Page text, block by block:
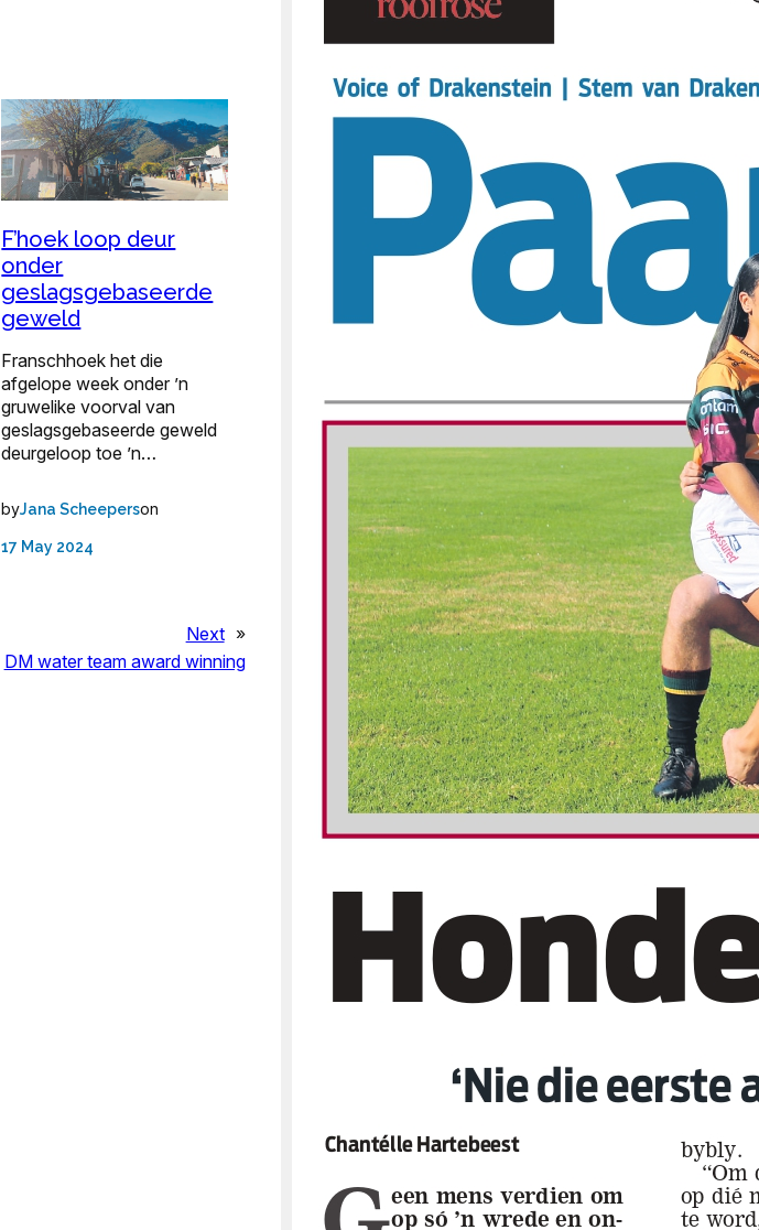
F’hoek loop deur
onder
geslagsgebaseerde
geweld
Franschhoek het die
afgelope week onder ’n
gruwelike voorval van
geslagsgebaseerde geweld
deurgeloop toe ’n…
byJana Scheeperson
17 May 2024
Next »
DM water team award winning